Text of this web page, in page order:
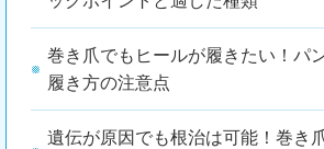
巻き爪でもヒールが履きたい！パ
履き方の注意点
遺伝が原因でも根治は可能！巻き